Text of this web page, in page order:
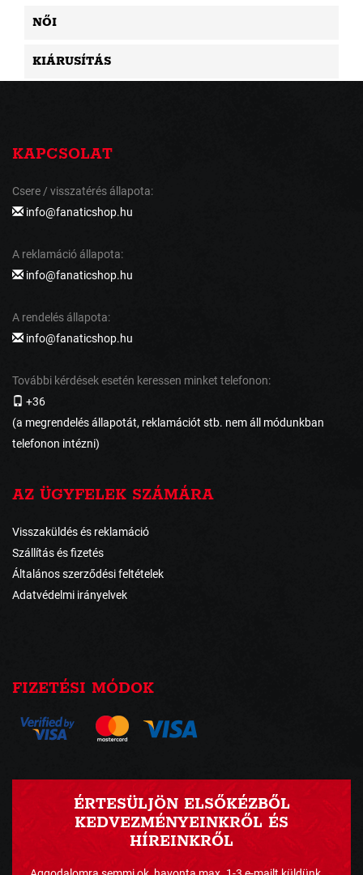
NŐI
KIÁRUSÍTÁS
KAPCSOLAT
Csere / visszatérés állapota:
info@fanaticshop.hu
A reklamáció állapota:
info@fanaticshop.hu
A rendelés állapota:
info@fanaticshop.hu
További kérdések esetén keressen minket telefonon:
+36
(a megrendelés állapotát, reklamációt stb. nem áll módunkban
telefonon intézni)
AZ ÜGYFELEK SZÁMÁRA
Visszaküldés és reklamáció
Szállítás és fizetés
Általános szerződési feltételek
Adatvédelmi irányelvek
FIZETÉSI MÓDOK
ÉRTESÜLJÖN ELSŐKÉZBŐL
KEDVEZMÉNYEINKRŐL ÉS
HÍREINKRŐL